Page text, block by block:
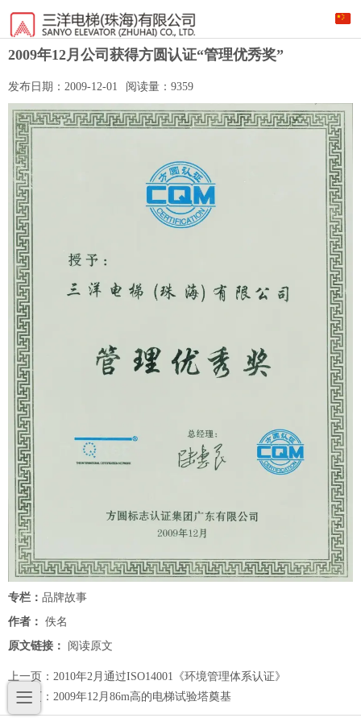
2009年12月公司获得方圆认证“管理优秀奖”
发布日期： 2009-12-01 阅读量： 9359
专栏： 品牌故事
作者： 佚名
原文链接：
阅读原文
上一页： 2010年2月通过ISO14001《环境管理体系认证》
下一页： 2009年12月86m高的电梯试验塔奠基